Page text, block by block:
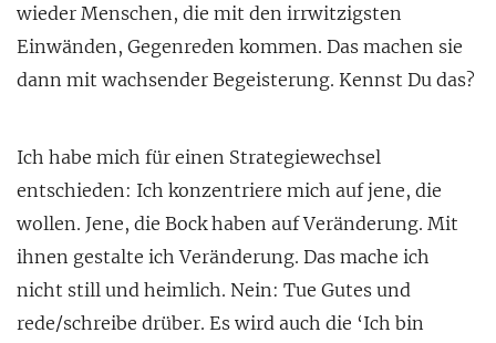
wieder Menschen, die mit den irrwitzigsten
Einwänden, Gegenreden kommen. Das machen sie
dann mit wachsender Begeisterung. Kennst Du das?
Ich habe mich für einen Strategiewechsel
entschieden: Ich konzentriere mich auf jene, die
wollen. Jene, die Bock haben auf Veränderung. Mit
ihnen gestalte ich Veränderung. Das mache ich
nicht still und heimlich. Nein: Tue Gutes und
rede/schreibe drüber. Es wird auch die ‘Ich bin